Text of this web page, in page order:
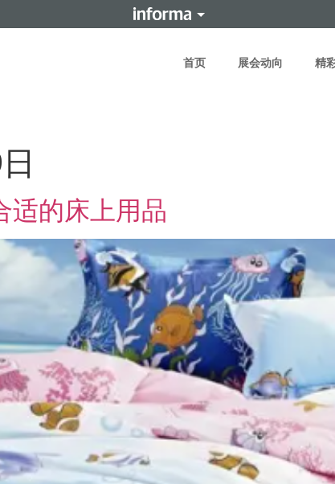
首页 展会动向 精
适的床上用品